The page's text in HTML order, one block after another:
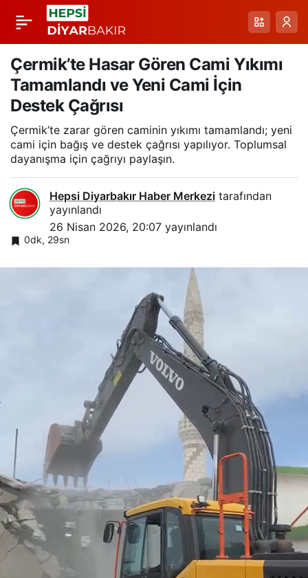
Çermik’te Hasar Gören Cami Yıkımı
Tamamlandı ve Yeni Cami İçin
Destek Çağrısı
Çermik’te zarar gören caminin yıkımı tamamlandı; yeni
cami için bağış ve destek çağrısı yapılıyor. Toplumsal
dayanışma için çağrıyı paylaşın.
Hepsi Diyarbakır Haber Merkezi tarafından
yayınlandı
26 Nisan 2026, 20:07 yayınlandı
0dk, 29sn
Malatya’da Dolu Yağışı
Kayısı Bahçelerini
Vurdu: Hasar ve
Uyarılar
Paylaş